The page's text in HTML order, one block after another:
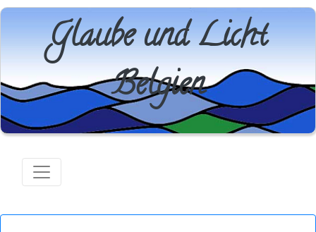
Glaube und Licht
Belgien